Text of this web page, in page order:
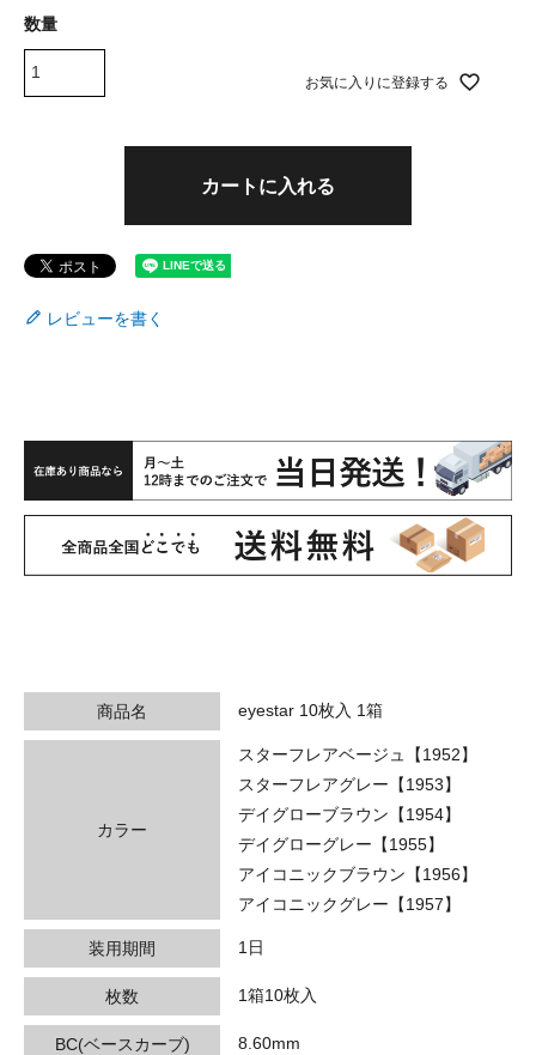
お気に入りに登録する
カートに入れる
レビューを書く
商品名 eyestar 10枚入 1箱
カラー
スターフレアベージュ【1952】
スターフレアグレー【1953】
デイグローブラウン【1954】
デイグローグレー【1955】
アイコニックブラウン【1956】
アイコニックグレー【1957】
装用期間 1日
枚数 1箱10枚入
BC(ベースカーブ) 8.60mm